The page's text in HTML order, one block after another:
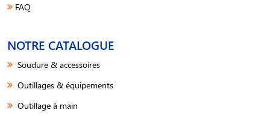
FAQ
NOTRE CATALOGUE
Soudure & accessoires
Outillages & équipements
Outillage à main